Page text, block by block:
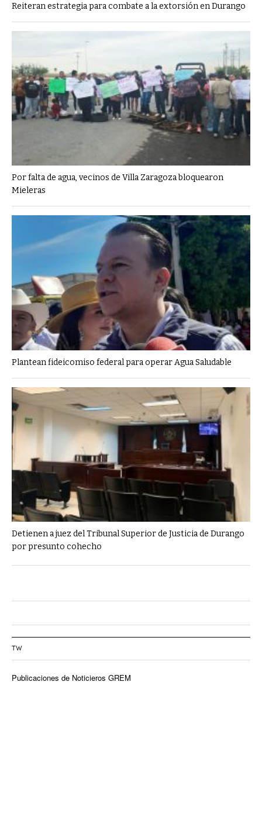
Reiteran estrategia para combate a la extorsión en Durango
Por falta de agua, vecinos de Villa Zaragoza bloquearon
Mieleras
Plantean fideicomiso federal para operar Agua Saludable
Detienen a juez del Tribunal Superior de Justicia de Durango
por presunto cohecho
TW
Publicaciones de Noticieros GREM